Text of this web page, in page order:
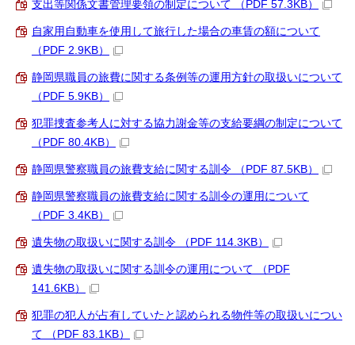
支出等関係文書管理要領の制定について （PDF 57.3KB）
自家用自動車を使用して旅行した場合の車賃の額について
（PDF 2.9KB）
静岡県職員の旅費に関する条例等の運用方針の取扱いについて
（PDF 5.9KB）
犯罪捜査参考人に対する協力謝金等の支給要綱の制定について
（PDF 80.4KB）
静岡県警察職員の旅費支給に関する訓令 （PDF 87.5KB）
静岡県警察職員の旅費支給に関する訓令の運用について
（PDF 3.4KB）
遺失物の取扱いに関する訓令 （PDF 114.3KB）
遺失物の取扱いに関する訓令の運用について （PDF
141.6KB）
犯罪の犯人が占有していたと認められる物件等の取扱いについ
て （PDF 83.1KB）